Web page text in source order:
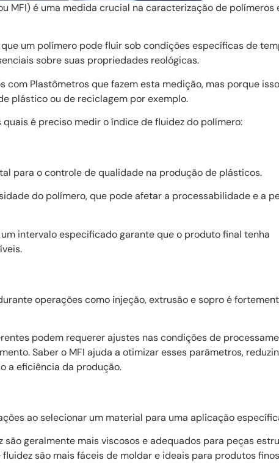
MFI) é uma medida crucial na caracterização de polímeros
um polímero pode fluir sob condições específicas de
sobre suas propriedades reológicas.
com Plastômetros que fazem esta medição, mas porque
plástico ou de reciclagem por exemplo.
é preciso medir o índice de fluidez do polímero:
para o controle de qualidade na produção de plásticos.
do polímero, que pode afetar a processabilidade e a
intervalo especificado garante que o produto final tenha
operações como injeção, extrusão e sopro é
podem requerer ajustes nas condições de
Saber o MFI ajuda a otimizar esses parâmetros,
a eficiência da produção.
ao selecionar um material para uma aplicação
são geralmente mais viscosos e adequados para peças
são mais fáceis de moldar e ideais para produtos